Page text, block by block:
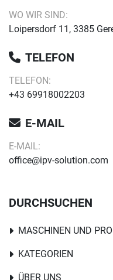
WO WIR SIND:
Loipersdorf 11, 3385
TELEFON
TELEFON:
+43 69918002203
E-MAIL
E-MAIL:
office@ipv-solution.com
DURCHSUCHEN
MASCHINEN UND
KATEGORIEN
ÜBER UNS